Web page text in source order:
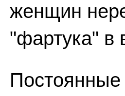
женщин
"фартука" в